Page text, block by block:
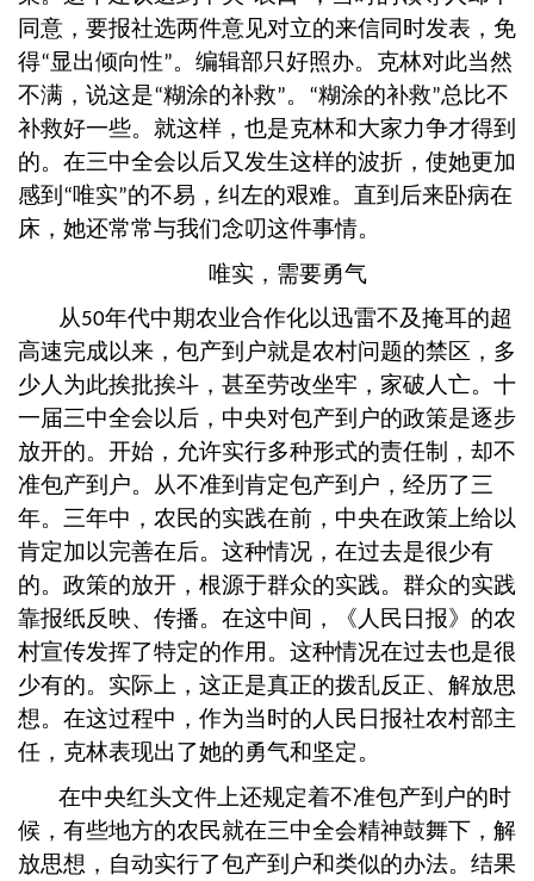
同意，要报社选两件意见对立的来信同时发表，免
得“显出倾向性”。编辑部只好照办。克林对此当然
不满，说这是“糊涂的补救”。 “糊涂的补救”总比不
补救好一些。就这样，也是克林和大家力争才得到
的。在三中全会以后又发生这样的波折，使她更加
感到 “唯实”的不易，纠左的艰难。直到后来卧病在
床，她还常常与我们念叨这件事情。
唯实，需要勇气
从50年代中期农业合作化以迅雷不及掩耳的超
高速完成以来，包产到户就是农村问题的禁区，多
少人为此挨批挨斗，甚至劳改坐牢，家破人亡。十
一届三中全会以后，中央对包产到户的政策是逐步
放开的。开始，允许实行多种形式的责任制，却不
准包产到户。从不准到肯定包产到户，经历了三
年。三年中，农民的实践在前，中央在政策上给以
肯定加以完善在后。这种情况，在过去是很少有
的。政策的放开，根源于群众的实践。群众的实践
靠报纸反映、传播。在这中间，《人民日报》的农
村宣传发挥了特定的作用。这种情况在过去也是很
少有的。实际上，这正是真正的拨乱反正、解放思
想。在这过程中，作为当时的人民日报社农村部主
任，克林表现出了她的勇气和坚定。
在中央红头文件上还规定着不准包产到户的时
候，有些地方的农民就在三中全会精神鼓舞下，解
放思想，自动实行了包产到户和类似的办法。结果